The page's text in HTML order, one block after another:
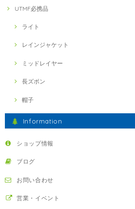
UTMF必携品
ライト
レインジャケット
ミッドレイヤー
長ズボン
帽子
Information
ショップ情報
ブログ
お問い合わせ
営業・イベント